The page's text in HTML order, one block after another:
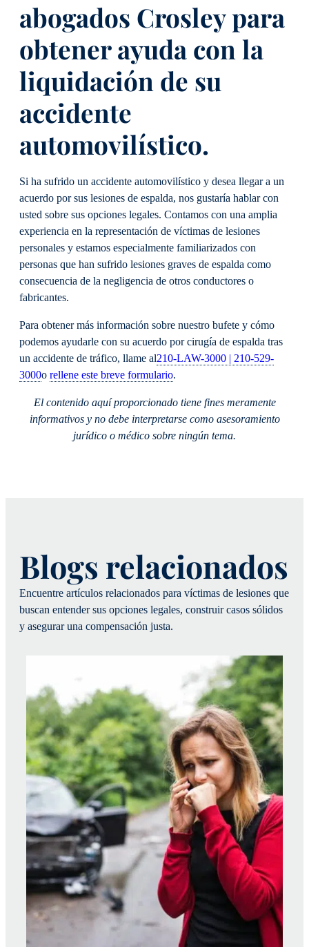
abogados Crosley para
obtener ayuda con la
liquidación de su
accidente
automovilístico.
Si ha sufrido un accidente automovilístico y desea llegar a un
acuerdo por sus lesiones de espalda, nos gustaría hablar con
usted sobre sus opciones legales. Contamos con una amplia
experiencia en la representación de víctimas de lesiones
personales y estamos especialmente familiarizados con
personas que han sufrido lesiones graves de espalda como
consecuencia de la negligencia de otros conductores o
fabricantes.
Para obtener más información sobre nuestro bufete y cómo
podemos ayudarle con su acuerdo por cirugía de espalda tras
un accidente de tráfico, llame al210-LAW-3000 | 210-529-
3000o rellene este breve formulario.
El contenido aquí proporcionado tiene fines meramente
informativos y no debe interpretarse como asesoramiento
jurídico o médico sobre ningún tema.
Blogs relacionados
Encuentre artículos relacionados para víctimas de lesiones que
buscan entender sus opciones legales, construir casos sólidos
y asegurar una compensación justa.